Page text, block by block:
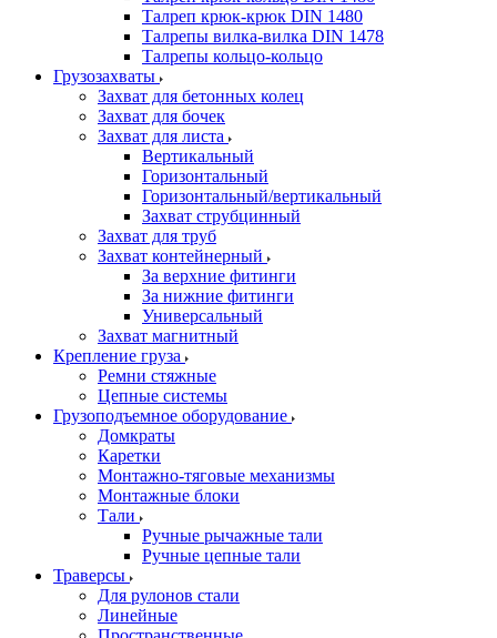
Талреп крюк-крюк DIN 1480
Талрепы вилка-вилка DIN 1478
Талрепы кольцо-кольцо
Грузозахваты
Захват для бетонных колец
Захват для бочек
Захват для листа
Вертикальный
Горизонтальный
Горизонтальный/вертикальный
Захват струбцинный
Захват для труб
Захват контейнерный
За верхние фитинги
За нижние фитинги
Универсальный
Захват магнитный
Крепление груза
Ремни стяжные
Цепные системы
Грузоподъемное оборудование
Домкраты
Каретки
Монтажно-тяговые механизмы
Монтажные блоки
Тали
Ручные рычажные тали
Ручные цепные тали
Траверсы
Для рулонов стали
Линейные